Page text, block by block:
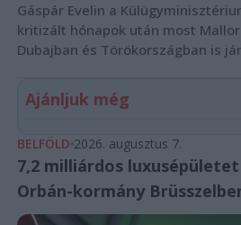
Gáspár Evelin a
kritizált hónapok után most
Dubajban és Törökországban is
Ajánljuk még
BELFÖLD 2026. augusztus 7.
7,2 milliárdos
Orbán-kormány